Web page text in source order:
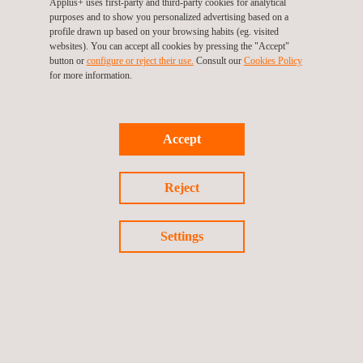
IoT-infrastructuur met database.
purposes and to show you personalized advertising based on a
profile drawn up based on your browsing habits (eg. visited
websites). You can accept all cookies by pressing the "Accept"
button or configure or reject their use. Consult our Cookies Policy
for more information.
Accept
Reject
Settings